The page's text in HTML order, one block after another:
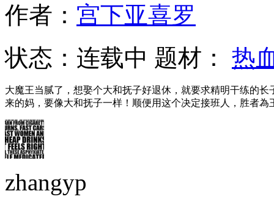
作者： 宫下亚喜罗
状态： 连载中 题材： 热
大魔王当腻了，想娶个大和抚子好退休，就要求精明干练的
来的妈，要像大和抚子一样！顺便用这个决定接班人，胜者為
zhangyp